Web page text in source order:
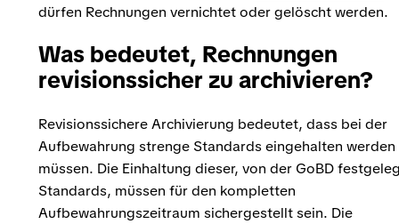
dürfen Rechnungen vernichtet oder gelöscht werden.
Was bedeutet, Rechnungen
revisionssicher zu archivieren?
Revisionssichere Archivierung bedeutet, dass bei der
Aufbewahrung strenge Standards eingehalten werden
müssen. Die Einhaltung dieser, von der GoBD
Standards, müssen für den kompletten
Aufbewahrungszeitraum sichergestellt sein. Die